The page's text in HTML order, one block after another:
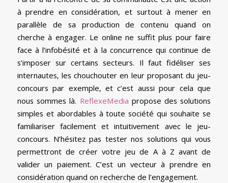
à prendre en considération, et surtout à mener en
parallèle de sa production de contenu quand on
cherche à engager. Le online ne suffit plus pour faire
face à l’infobésité et à la concurrence qui continue de
s’imposer sur certains secteurs. Il faut fidéliser ses
internautes, les chouchouter en leur proposant du jeu-
concours par exemple, et c’est aussi pour cela que
nous sommes là. ReflexeMedia propose des solutions
simples et abordables à toute société qui souhaite se
familiariser facilement et intuitivement avec le jeu-
concours. N’hésitez pas tester nos solutions qui vous
permettront de créer votre jeu de A à Z avant de
valider un paiement. C’est un vecteur à prendre en
considération quand on recherche de l’engagement.